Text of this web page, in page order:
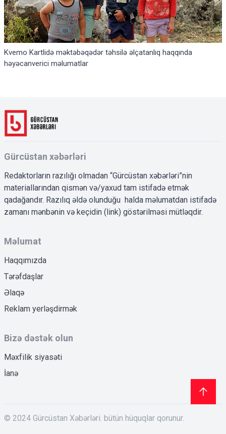
Kvemo Kartlidə məktəbəqədər təhsilə əlçatanlıq haqqında
həyəcanverici məlumatlar
Gürcüstan xəbərləri
Redaktorların razılığı olmadan “Gürcüstan xəbərləri”nin
materiallarından qismən və/yaxud tam istifadə etmək
qadağandır. Razılıq əldə olunduğu halda məlumatdan istifadə
zamanı mənbənin və keçidin (link) göstərilməsi mütləqdir.
Məlumat
Haqqımızda
Tərəfdaşlar
Əlaqə
Reklam yerləşdirmək
Bizə dəstək olun
Məxfilik siyasəti
İanə
© 2024 Gürcüstan Xəbərləri. bütün hüquqlar qorunur.